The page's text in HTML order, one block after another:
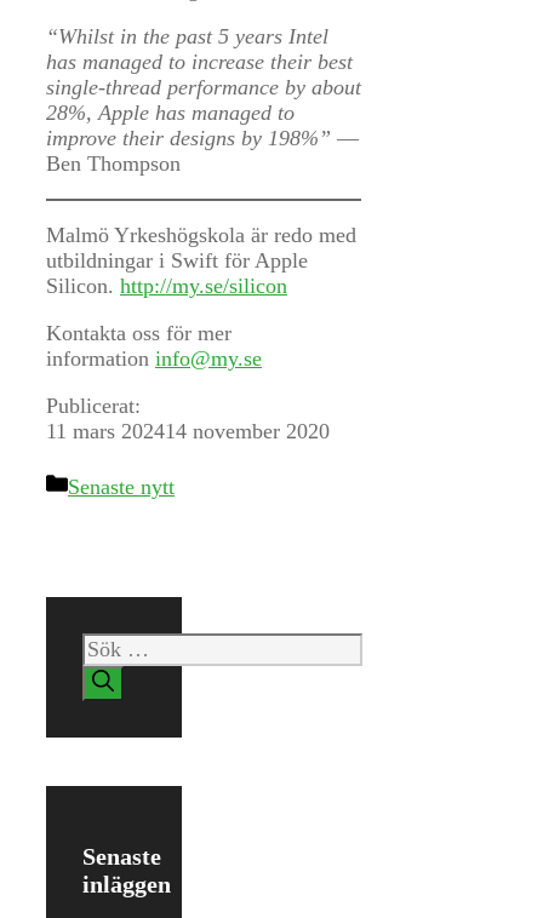
“Whilst in the past 5 years Intel
has managed to increase their best
single-thread performance by about
28%, Apple has managed to
improve their designs by 198%” —
Ben Thompson
Malmö Yrkeshögskola är redo med
utbildningar i Swift för Apple
Silicon. http://my.se/silicon
Kontakta oss för mer
information info@my.se
Publicerat:
11 mars 202414 november 2020
Kategorier
Senaste nytt
Sök
efter:
Senaste
inläggen